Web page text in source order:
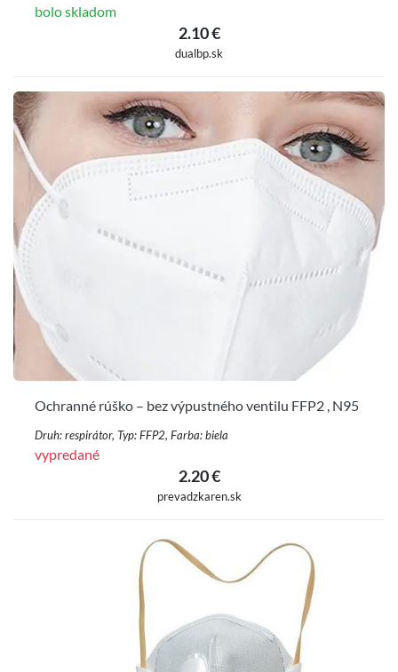
bolo skladom
2.10 €
dualbp.sk
Ochranné rúško – bez výpustného ventilu FFP2 , N95
Druh: respirátor, Typ: FFP2, Farba: biela
vypredané
2.20 €
prevadzkaren.sk